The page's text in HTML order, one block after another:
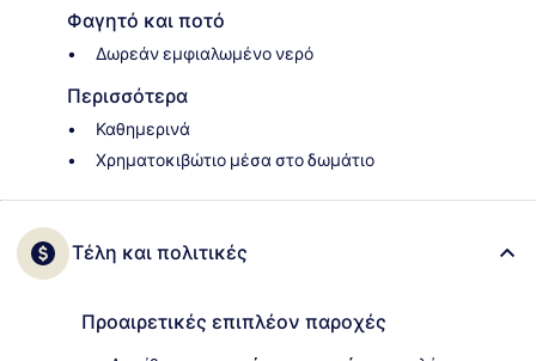
Φαγητό και ποτό
Δωρεάν εμφιαλωμένο νερό
Περισσότερα
Καθημερινά
Χρηματοκιβώτιο μέσα στο δωμάτιο
Τέλη και πολιτικές
Προαιρετικές επιπλέον παροχές